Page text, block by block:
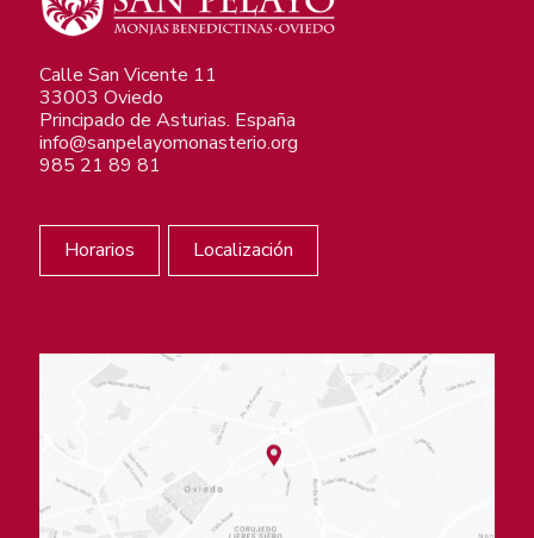
Calle San Vicente 11
33003 Oviedo
Principado de Asturias. España
info@sanpelayomonasterio.org
985 21 89 81
Horarios Localización